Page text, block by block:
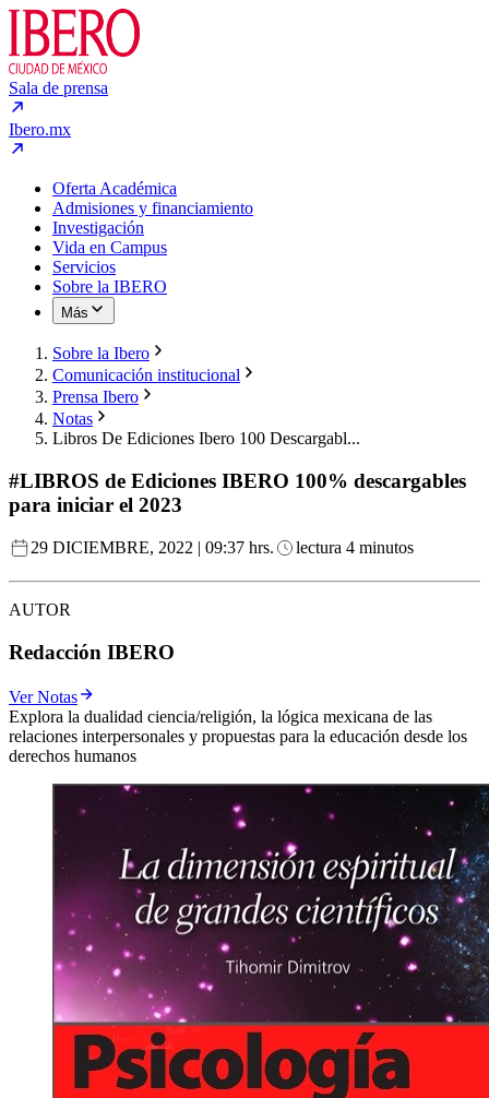
Sala de prensa
Ibero.mx
Oferta Académica
Admisiones y financiamiento
Investigación
Vida en Campus
Servicios
Sobre la IBERO
Más
Sobre la Ibero
Comunicación institucional
Prensa Ibero
Notas
Libros De Ediciones Ibero 100 Descargabl...
#LIBROS de Ediciones IBERO 100% descargables
para iniciar el 2023
29 DICIEMBRE, 2022 | 09:37 hrs. lectura 4 minutos
AUTOR
Redacción IBERO
Ver Notas
Explora la dualidad ciencia/religión, la lógica mexicana de las
relaciones interpersonales y propuestas para la educación desde los
derechos humanos